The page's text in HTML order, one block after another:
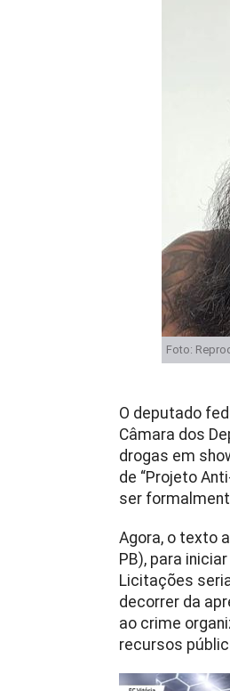
Foto:
O deputado
Câmara dos
drogas em
de “Projeto
ser
Agora, o texto
PB), para
Licitações
decorrer da
ao crime
recursos